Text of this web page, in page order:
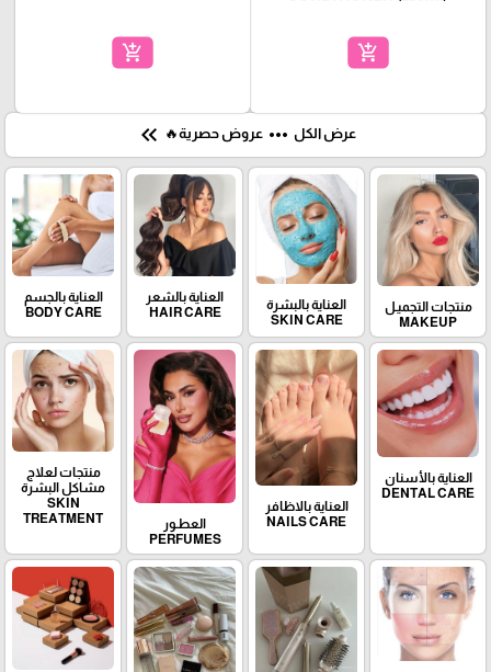
add_shopping_cart
add_shopping_cart
عرض الكل more_horiz عروض حصرية🔥 keyboard_double_arrow_left
منتجات التجميـل
MAKEUP
العناية بالبشرة
SKIN CARE
العناية بالشعر
HAIR CARE
العناية بالجسم
BODY CARE
العناية بالأسنان
DENTAL CARE
العناية بالاظافر
NAILS CARE
العطـور
PERFUMES
منتجات لعلاج
مشاكل البشرة
SKIN
TREATMENT